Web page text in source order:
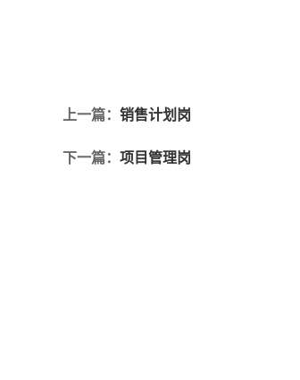
上一篇： 销售计划岗
下一篇： 项目管理岗